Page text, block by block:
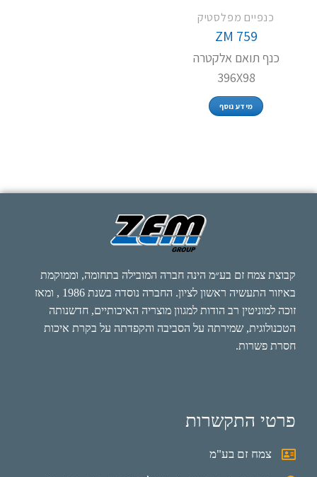
כנפיים מפלסטיק
ZM 759
כנף תואם אלקטרה
396X98
מידע נוסף
קבוצת צמח זם בע״מ הינה חברה המובילה בתחומה, וממוקמת
באיזור התעשיה ראשון לציון. החברה נוסדה בשנת 1986 , ומאז
זוכה למוניטין רב הודות למגוון מוצריה האיכותיים, חדשנותה
הטכנולוגית, שמירתה על הסביבה והקפדתה על בקרת איכות
חסרת פשרות.
פרטי התקשרות
צמח זם בע"מ